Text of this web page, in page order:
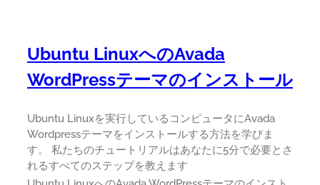
Ubuntu LinuxへのAvada
WordPressテーマのインストール
Ubuntu Linuxを実行しているコンピュータにAvada
Wordpressテーマをインストールする方法を学びま
す。 私たちのチュートリアルはあなたに5分で必要とさ
れるすべてのステップを教えます